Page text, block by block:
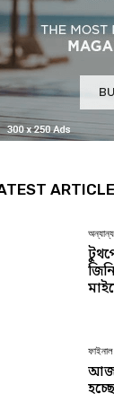
অন্যান্য
ফাইনাল
আজ